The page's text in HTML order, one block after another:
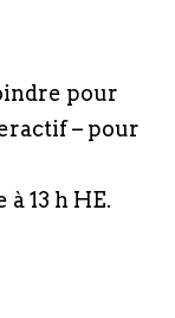
pour
– pour
13 h HE.